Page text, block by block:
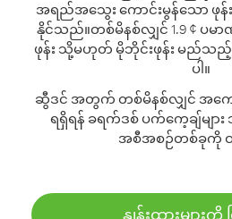
အရည်အသွေး ကောင်းမွန်သော ဖုန်း
နိုင်သည်။တစ်မိနစ်လျှင် 1.9 ¢ ပမ
ဖုန်း သို့မဟုတ် မိုဘိုင်းဖုန်း မည်သည့်
ပါ။
ဆွီဒင် အတွက် တစ်မိနစ်လျှင် အကော
ရရှိရန် ခရက်ဒစ် ပက်ကေ့ချ်မျာ
အစီအစဉ်တစ်ခုကို
နှုန်းထားများကို